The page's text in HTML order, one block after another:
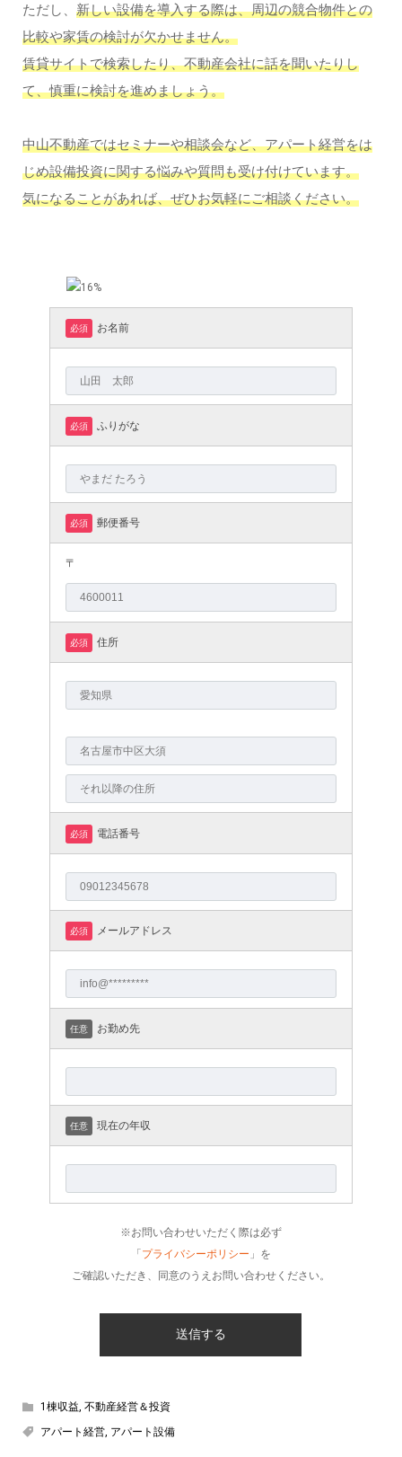
ただし、 新しい設備を導入する際は、周辺の競合物件との
比較や家賃の検討が欠かせません。
賃貸サイトで検索したり、不動産会社に話を聞いたりし
て、慎重に検討を進めましょう。
中山不動産ではセミナーや相談会など、アパート経営をは
じめ設備投資に関する悩みや質問も受け付けています。
気になることがあれば、ぜひお気軽にご相談ください。
必須 お名前
必須 ふりがな
必須 郵便番号
〒
必須 住所
必須 電話番号
必須 メールアドレス
任意 お勤め先
任意 現在の年収
※お問い合わせいただく際は必ず
「プライバシーポリシー 」を
ご確認いただき、同意のうえお問い合わせください。
1棟収益 不動産経営＆投資
アパート経営, アパート設備